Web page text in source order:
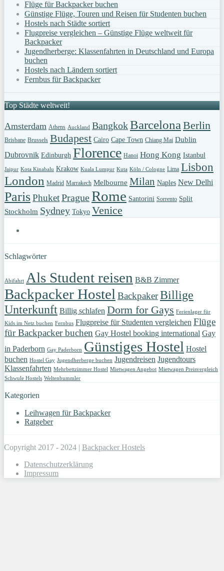
Flüge für Backpacker buchen
Günstige Flüge, Touren und Reisen für Studenten buchen
Hostels nach Städte sortiert
Flugpreise vergleichen – Günstige Flüge weltweit für
Backpacker
Jugendherberge: Klassenfahrten in Deutschland und Europa
buchen
Hostels nach Ländern sortiert
Fernbus für Backpacker
Top Städte weltweit!
Amsterdam Athens Auckland BangkokBarcelonaBerlin
Brisbane Brussels Budapest Cairo Cape Town Chiang Mai Dublin
Dubrovnik Edinburgh Florence Hanoi Hong Kong Istanbul
Jaipur Kota Kinabalu Krakow Kuala Lumpur Kuta Köln / Cologne Lima Lisbon
London Madrid Marrakech Melbourne Milan Naples New Delhi
ParisPhuketPragueRome Santorini Sorrento Split
Stockholm Sydney Tokyo Venice
Schlagwörter
Abifahrt Als Student reisen B&B Zimmer
Backpacker HostelBackpakerBillige
Unterkunft Billig schlafen Dorm for Gays Ferienlager für
Kids im Netz buchen Fernbus Flugpreise für Studenten vergleichen Flüge
für Backpacker buchen Gay Hostel booking international Gay
in Paderborn Gay Paderborn Günstiges Hostel Hostel
buchen Hostel Gay Jugendherberge buchen Jugendreisen Jugendtours
Klassenfahrten Mehrbettzimmer Hostel Mietwagen Angebot Mietwagen Preisvergleich
Schwule Hostels Weltenbummler
Kategorien
Leihwagen für Backpacker
Ratgeber
Copyright 2017 - 2024 | Backpacker Hostels
Datenschutzerklärung
Impressum